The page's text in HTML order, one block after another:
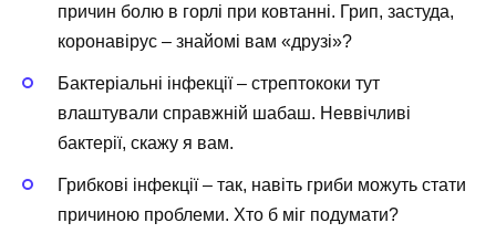
причин болю в горлі при ковтанні. Грип, застуда,
коронавірус – знайомі вам «друзі»?
Бактеріальні інфекції – стрептококи тут
влаштували справжній шабаш. Неввічливі
бактерії, скажу я вам.
Грибкові інфекції – так, навіть гриби можуть стати
причиною проблеми. Хто б міг подумати?